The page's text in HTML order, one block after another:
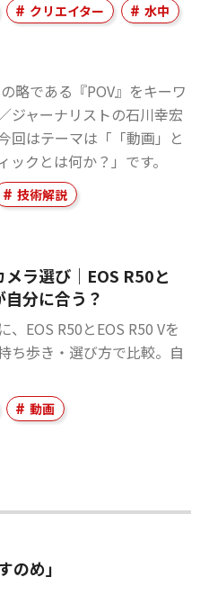
クリエイター 水中
略である『POV』をキーワ
ジャーナリストの石川幸宏
回はテーマは「「動画」と
ックとは何か？」です。
技術解説
ラ選び｜EOS R50と
分に合う？
EOS R50とEOS R50 Vを
ち歩き・選び方で比較。自
動画
のめ」